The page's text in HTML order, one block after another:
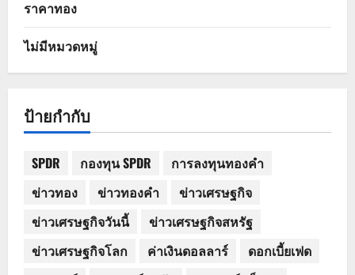
ราคาทอง
ไม่มีหมวดหมู่
ป้ายกำกับ
SPDR กองทุน SPDR
การลงทุนทองคำ
ข่าวทอง
ข่าวทองคำ
ข่าวเศรษฐกิจ
ข่าวเศรษฐกิจวันนี้
ข่าวเศรษฐกิจสหรัฐ
ข่าวเศรษฐกิจโลก
ค่าเงินดอลลาร์
ดอกเบี้ยเฟด